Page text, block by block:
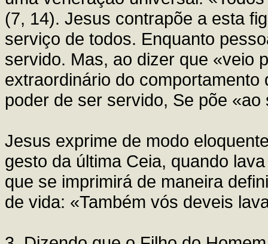
(7, 14). Jesus contrapõe a esta
serviço de todos. Enquanto
servido. Mas, ao dizer que «veio
extraordinário do
poder de ser servido, Se põe
Jesus exprime de modo
gesto da última Ceia, quando
que se imprimirá de maneira
de vida: «Também vós deveis